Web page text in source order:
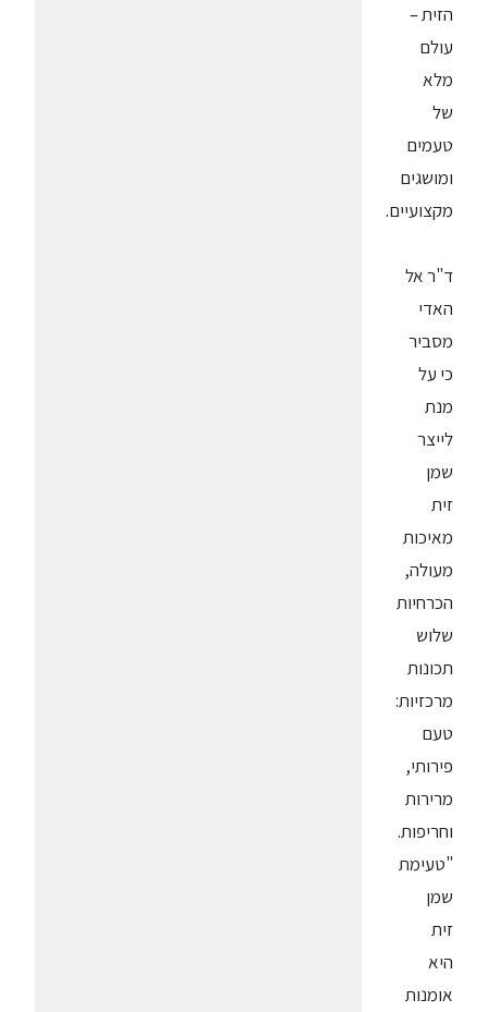
הזית –
עולם
מלא
של
טעמים
ומושגים
מקצועיים.
ד"ר אל
האדי
מסביר
כי על
מנת
לייצר
שמן
זית
מאיכות
מעולה,
הכרחיות
שלוש
תכונות
מרכזיות:
טעם
פירותי,
מרירות
וחריפות.
"טעימת
שמן
זית
היא
אומנות